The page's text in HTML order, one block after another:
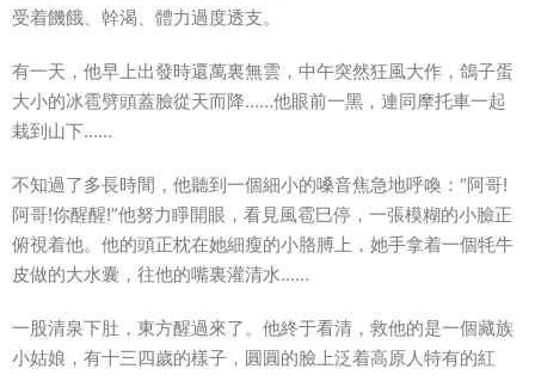
受着饑餓、幹渴、體力過度透支。
有一天，他早上出發時還萬裏無雲，中午突然狂風大作，鴿子蛋
大小的冰雹劈頭蓋臉從天而降……他眼前一黑，連同摩托車一起
栽到山下……
不知過了多長時間，他聽到一個細小的嗓音焦急地呼喚：“阿哥!
阿哥!你醒醒!”他努力睜開眼，看見風雹巳停，一張模糊的小臉正
俯視着他。他的頭正枕在她細瘦的小胳膊上，她手拿着一個牦牛
皮做的大水囊，往他的嘴裏灌清水……
一股清泉下肚，東方醒過來了。他終于看清，救他的是一個藏族
小姑娘，有十三四歲的樣子，圓圓的臉上泛着高原人特有的紅